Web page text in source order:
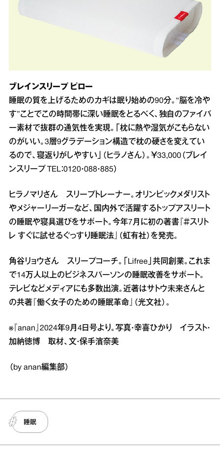
ブレインスリープ ピロー
睡眠の質を上げるためのカギは眠り始めの90分。“脳を冷や
す”ことでこの時間帯に深い睡眠をとるべく、独自のファイバ
ー素材で抜群の通気性を実現。「枕に熱や湿気がこもらない
のがいい。3層9グラデーション構造で枕の硬さを変えてい
るので、寝返りがしやすい」（ヒラノさん）。￥33,000（ブレイ
ンスリープ TEL：0120・088・885）
ヒラノマリさん スリープトレーナー。オリンピックメダリスト
やメジャーリーガーなど、国内外で活躍するトップアスリート
の睡眠や寝具選びをサポート。今年7月に初の著書『＃スリト
レ すぐに試せるぐっすり睡眠法』（虹有社）を発売。
角谷リョウさん スリープコーチ。「Lifree」共同創業。これま
で14万人以上のビジネスパーソンの睡眠改善をサポート。
テレビなどメディアにも多数出演。近著はサトウ未来さんと
の共著『働く女子のための睡眠革命』（光文社）。
※『anan』2024年9月4日号より。写真・幸喜ひかり イラスト・
加納徳博 取材、文・保手濱奈美
（by anan編集部）
睡眠